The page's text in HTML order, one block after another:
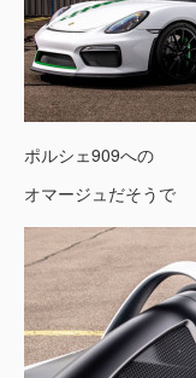
ポルシェ909への
オマージュだそうで